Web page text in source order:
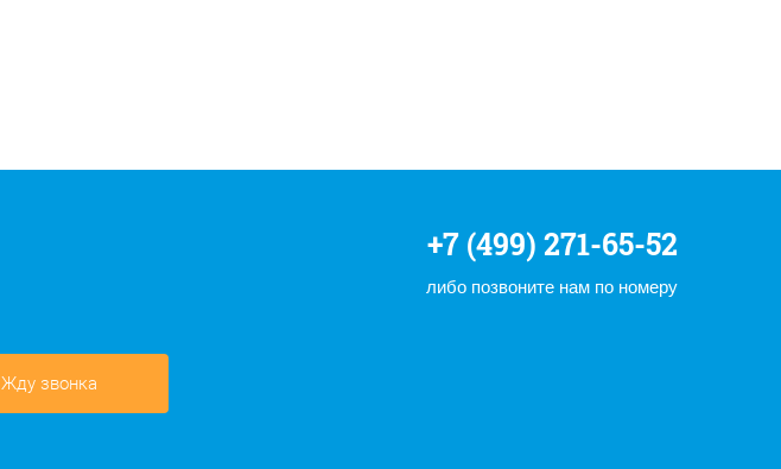
+7 (499) 271-65-52
либо позвоните нам по номеру
Жду звонка